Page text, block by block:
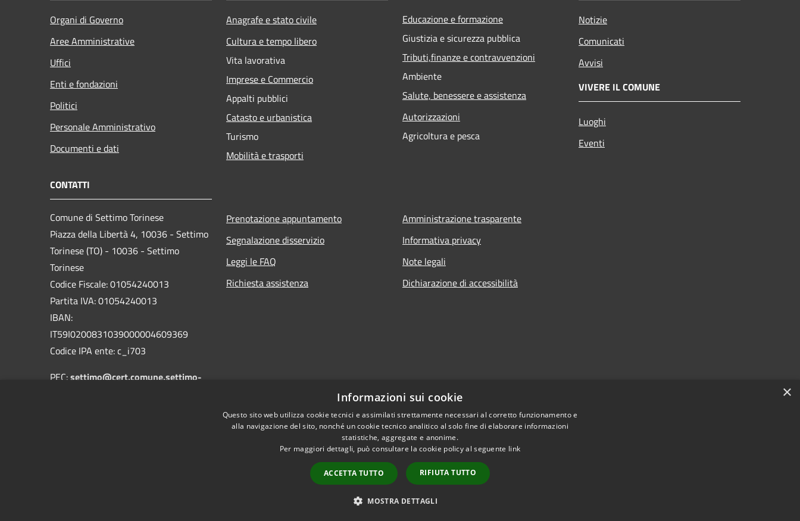
Organi di Governo
Aree Amministrative
Uffici
Enti e fondazioni
Politici
Personale Amministrativo
Documenti e dati
Anagrafe e stato civile
Cultura e tempo libero
Vita lavorativa
Imprese e Commercio
Appalti pubblici
Catasto e urbanistica
Turismo
Mobilità e trasporti
Educazione e formazione
Giustizia e sicurezza pubblica
Tributi,finanze e contravvenzioni
Ambiente
Salute, benessere e assistenza
Autorizzazioni
Agricoltura e pesca
Notizie
Comunicati
Avvisi
VIVERE IL COMUNE
Luoghi
Eventi
CONTATTI
Comune di Settimo Torinese
Piazza della Libertà 4, 10036 - Settimo
Torinese (TO) - 10036 - Settimo
Torinese
Codice Fiscale: 01054240013
Partita IVA: 01054240013
IBAN:
IT59I0200831039000004609369
Codice IPA ente: c_i703
PEC:settimo@cert.comune.settimo-
Prenotazione appuntamento
Segnalazione disservizio
Leggi le FAQ
Richiesta assistenza
Amministrazione trasparente
Informativa privacy
Note legali
Dichiarazione di accessibilità
Copyright © 2026 • Città di Settimo Torinese • Powered by
×
Informazioni sui cookie
Questo sito web utilizza cookie tecnici e assimilati strettamente necessari al corretto funzionamento e
alla navigazione del sito, nonché un cookie tecnico analitico al solo fine di elaborare informazioni
statistiche, aggregate e anonime.
Per maggiori dettagli, può consultare la cookie policy al seguente link
ACCETTA TUTTO RIFIUTA TUTTO
MOSTRA DETTAGLI